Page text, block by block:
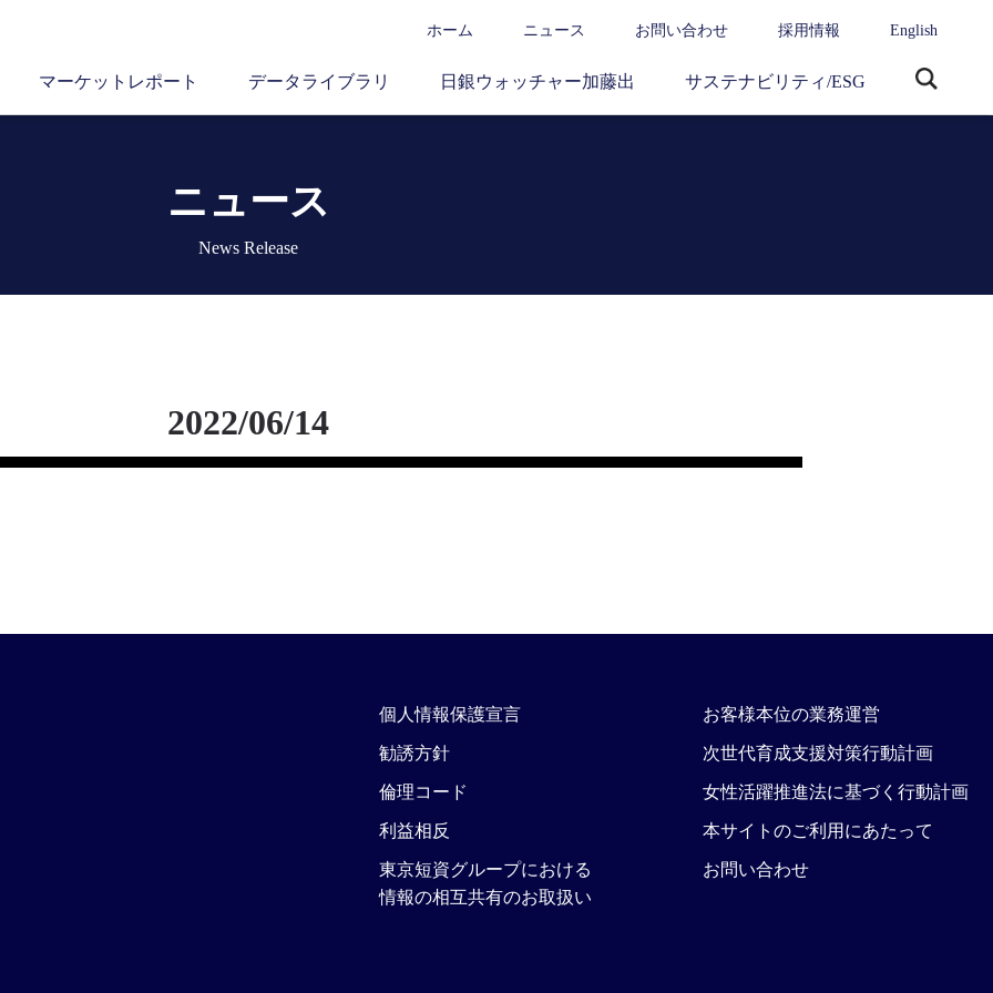
ホーム ニュース お問い合わせ 採用情報 English
マーケットレポート データライブラリ 日銀ウォッチャー加藤出 サステナビリティ/ESG
ニュース
News Release
2022/06/14
個人情報保護宣言
勧誘方針
倫理コード
利益相反
東京短資グループにおける
情報の相互共有のお取扱い
お客様本位の業務運営
次世代育成支援対策行動計画
女性活躍推進法に基づく行動計画
本サイトのご利用にあたって
お問い合わせ